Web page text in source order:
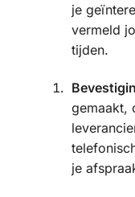
je
vermeld
tijden.
gemaakt,
je